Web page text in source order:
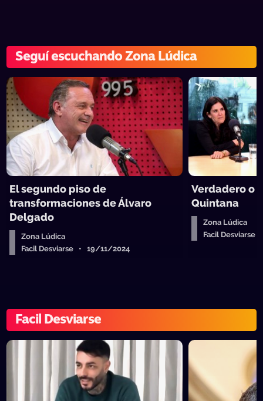
Seguí escuchando Zona Lúdica
El segundo piso de
transformaciones de Álvaro
Delgado
Zona Lúdica
Facil Desviarse • 19/11/2024
Verdadero o
Quintana
Zona Lúdica
Facil
Facil Desviarse